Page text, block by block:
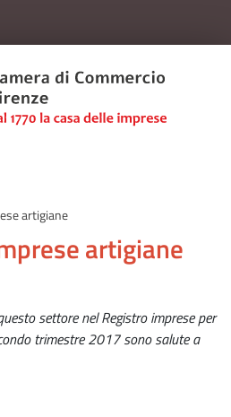
artigiane
artigiane
settore nel Registro imprese per
trimestre 2017 sono salute a